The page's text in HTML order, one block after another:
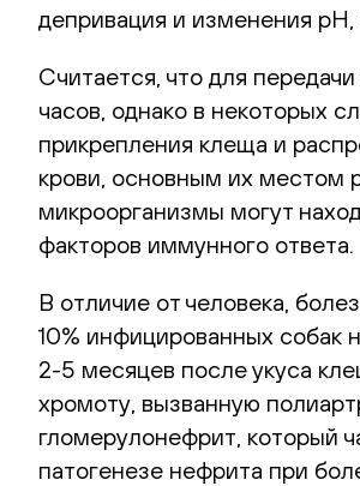
депривация и изменения
Считается, что для
часов, однако в некоторых
прикрепления клеща и
крови, основным их местом
микроорганизмы могут
факторов иммунного ответа.
В отличие от человека,
10% инфицированных собак
2-5 месяцев после укуса
хромоту, вызванную
гломерулонефрит, который
патогенезе нефрита при